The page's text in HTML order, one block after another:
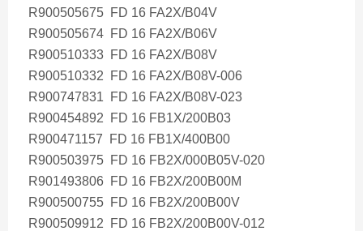
R900505675 FD 16 FA2X/B04V
R900505674 FD 16 FA2X/B06V
R900510333 FD 16 FA2X/B08V
R900510332 FD 16 FA2X/B08V-006
R900747831 FD 16 FA2X/B08V-023
R900454892 FD 16 FB1X/200B03
R900471157 FD 16 FB1X/400B00
R900503975 FD 16 FB2X/000B05V-020
R901493806 FD 16 FB2X/200B00M
R900500755 FD 16 FB2X/200B00V
R900509912 FD 16 FB2X/200B00V-012